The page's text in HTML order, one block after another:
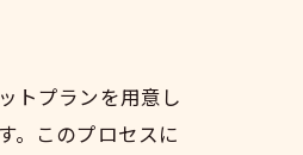
トプランを用意し
。このプロセスに